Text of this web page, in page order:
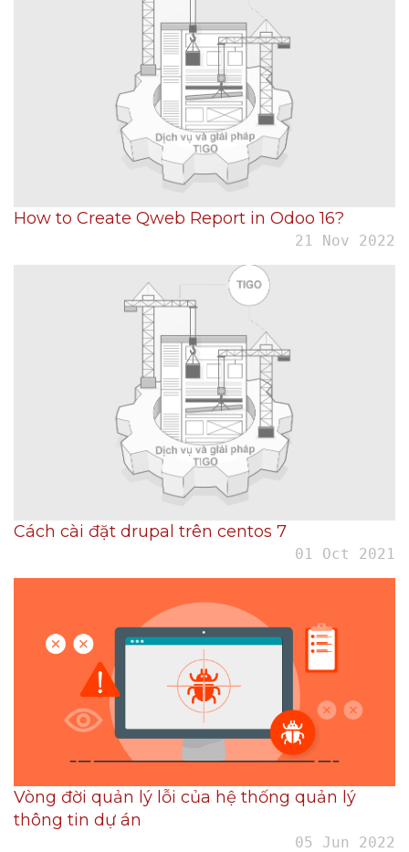
How to Create Qweb Report in Odoo 16?
21 Nov 2022
Cách cài đặt drupal trên centos 7
01 Oct 2021
Vòng đời quản lý lỗi của hệ thống quản lý
thông tin dự án
05 Jun 2022